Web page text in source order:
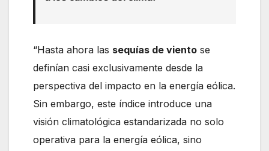
“Hasta ahora las sequías de viento se
definían casi exclusivamente desde la
perspectiva del impacto en la energía eólica.
Sin embargo, este índice introduce una
visión climatológica estandarizada no solo
operativa para la energía eólica, sino